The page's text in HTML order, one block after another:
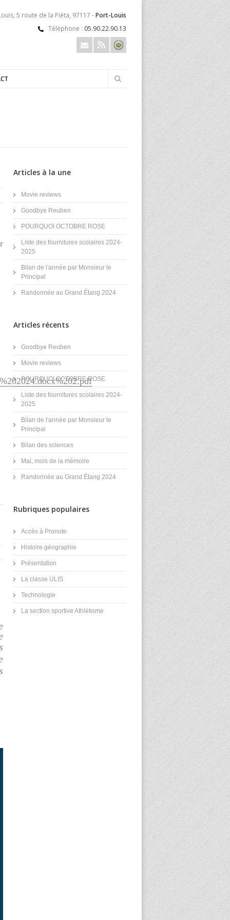
5 route de la Piéta, 97117 -Port-Louis
Téléphone : 05.90.22.90.13
Articles à la une
Movie reviews
Goodbye Reuben
POURQUOI OCTOBRE ROSE
Liste des fournitures scolaires 2024-
2025
Bilan de l'année par Monsieur le
Principal
Randonnée au Grand Étang 2024
Articles récents
Goodbye Reuben
Movie reviews
POURQUOI OCTOBRE ROSE
Liste des fournitures scolaires 2024-
2025
Bilan de l'année par Monsieur le
Principal
Bilan des sciences
Mai, mois de la mémoire
Randonnée au Grand Étang 2024
Rubriques populaires
Accès à Pronote
Histoire géographie
Présentation
La classe ULIS
Technologie
La section sportive Athlétisme